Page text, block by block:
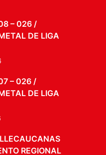
– 026 /
DE LIGA
– 026 /
DE LIGA
REGIONAL